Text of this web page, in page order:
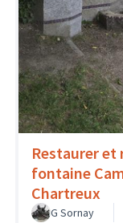
Restaurer et
fontaine
Chartreux
G Sornay